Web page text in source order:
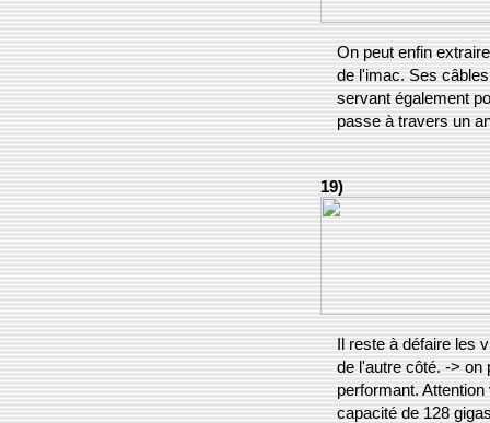
On peut enfin
de l'imac. Ses
servant également
passe à travers un
19)
Il reste à défaire les
de l'autre côté. -> on
performant.
capacité de 128